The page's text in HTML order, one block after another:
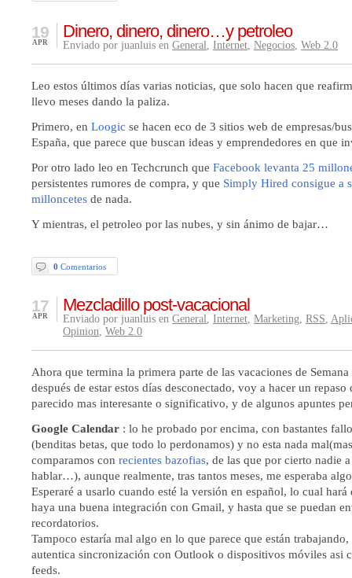
Dinero, dinero, dinero…y petroleo
19
APR Enviado por juanluis en General, Internet, Negocios, Web 2.0
Leo estos últimos días varias noticias, que solo hacen que
llevo meses dando la paliza.
Primero, en Loogic se hacen eco de 3 sitios web de empresas/
España, que parece que buscan ideas y emprendedores en que
Por otro lado leo en Techcrunch que Facebook levanta 25
persistentes rumores de compra, y que Simply Hired consigue a
milloncetes de nada.
Y mientras, el petroleo por las nubes, y sin ánimo de bajar…
0 Comentarios
Mezcladillo post-vacacional
17
APR Enviado por juanluis en General, Internet, Marketing, RSS,
Opinion, Web 2.0
Ahora que termina la primera parte de las vacaciones de Semana
después de estar estos días desconectado, voy a hacer un repaso
parecido mas interesante o significativo, y de algunos apuntes
Google Calendar : lo he probado por encima, con bastantes
(benditas betas, que todo lo perdonamos) y no esta nada
comparamos con recientes bazofias, de las que por cierto nadie
hablar…), aunque realmente, tras tantos meses, me esperaba
Esperaré a usarlo cuando esté la versión en español, lo cual hará
haya una buena integración con Gmail, y hasta que se puedan
recordatorios.
Tampoco estaría mal algo en lo que parece que están trabajando,
autentica sincronización con Outlook o dispositivos móviles asi
feeds.